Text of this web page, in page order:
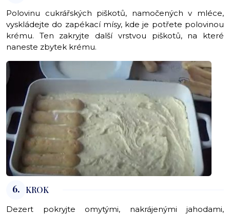
Polovinu cukrářských piškotů, namočených v mléce,
vyskládejte do zapékací mísy, kde je potřete polovinou
krému. Ten zakryjte další vrstvou piškotů, na které
naneste zbytek krému.
6. KROK
Dezert pokryjte omytými, nakrájenými jahodami,